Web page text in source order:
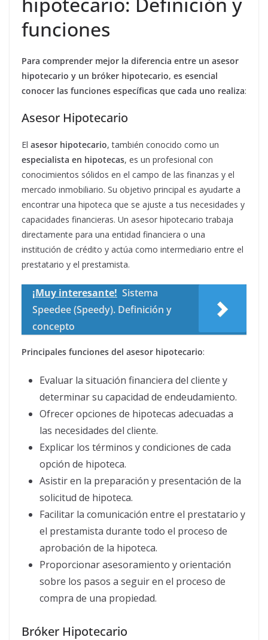
funciones
Para comprender mejor la diferencia entre un asesor
hipotecario y un bróker hipotecario, es esencial
conocer las funciones específicas que cada uno realiza:
Asesor Hipotecario
El asesor hipotecario, también conocido como un
especialista en hipotecas, es un profesional con
conocimientos sólidos en el campo de las finanzas y el
mercado inmobiliario. Su objetivo principal es ayudarte a
encontrar una hipoteca que se ajuste a tus necesidades y
capacidades financieras. Un asesor hipotecario trabaja
directamente para una entidad financiera o una
institución de crédito y actúa como intermediario entre el
prestatario y el prestamista.
¡Muy interesante! Sistema
Speedee (Speedy). Definición y
concepto
Principales funciones del asesor hipotecario:
Evaluar la situación financiera del cliente y
determinar su capacidad de endeudamiento.
Ofrecer opciones de hipotecas adecuadas a
las necesidades del cliente.
Explicar los términos y condiciones de cada
opción de hipoteca.
Asistir en la preparación y presentación de la
solicitud de hipoteca.
Facilitar la comunicación entre el prestatario y
el prestamista durante todo el proceso de
aprobación de la hipoteca.
Proporcionar asesoramiento y orientación
sobre los pasos a seguir en el proceso de
compra de una propiedad.
Bróker Hipotecario